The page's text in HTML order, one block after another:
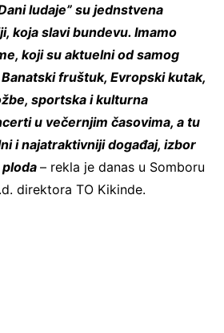
ludaje” su jednstvena
koja slavi bundevu. Imamo
koji su aktuelni od samog
fruštuk, Evropski kutak,
sportska i kulturna
u večernjim časovima, a tu
i najatraktivniji događaj, izbor
– rekla je danas u Somboru
direktora TO Kikinde.